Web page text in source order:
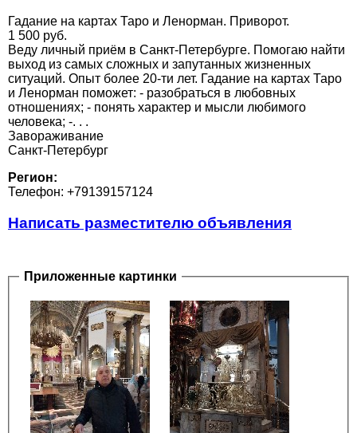
Гадание на картах Таро и Ленорман. Приворот.
1 500 руб.
Веду личный приём в Санкт-Петербурге. Помогаю найти
выход из самых сложных и запутанных жизненных
ситуаций. Опыт более 20-ти лет. Гадание на картах Таро
и Ленорман поможет: - разобраться в любовных
отношениях; - понять характер и мысли любимого
человека; -. . .
Завораживание
Санкт-Петербург
Регион:
Телефон: +79139157124
Написать разместителю объявления
Приложенные картинки